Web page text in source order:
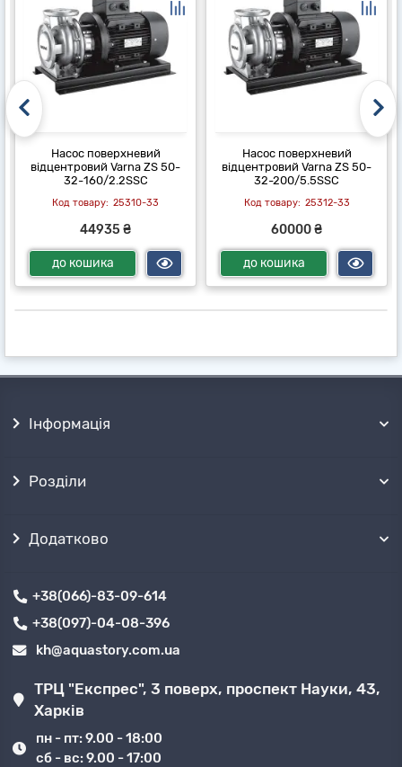
Насос поверхневий
відцентровий Varna ZS 50-
32-160/2.2SSC
25310-33
44935 ₴
до кошика
Насос поверхневий
відцентровий Varna ZS 50-
32-200/5.5SSC
25312-33
60000 ₴
до кошика
Інформація
Розділи
Додатково
+38(066)-83-09-614
+38(097)-04-08-396
kh@aquastory.com.ua
ТРЦ "Експрес", 3 поверх, проспект Науки, 43,
Харків
пн - пт: 9.00 - 18:00
сб - вс: 9.00 - 17:00